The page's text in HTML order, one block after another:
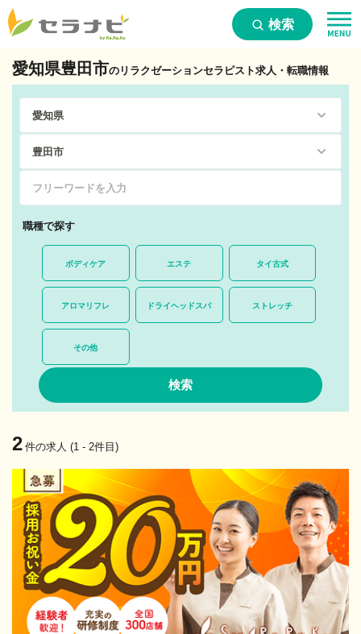
検索
愛知県豊田市のリラクゼーションセラピスト求人・転職情報
職種で探す
ボディケア エステ タイ古式
アロマリフレ ドライヘッドスパ ストレッチ
その他
2 件の求人 (1 - 2件目)